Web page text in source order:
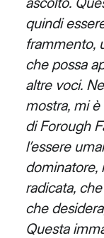
quindi
frammento,
che possa
altre voci.
mostra, mi
di Forough
l’essere
dominatore,
radicata,
che
Questa